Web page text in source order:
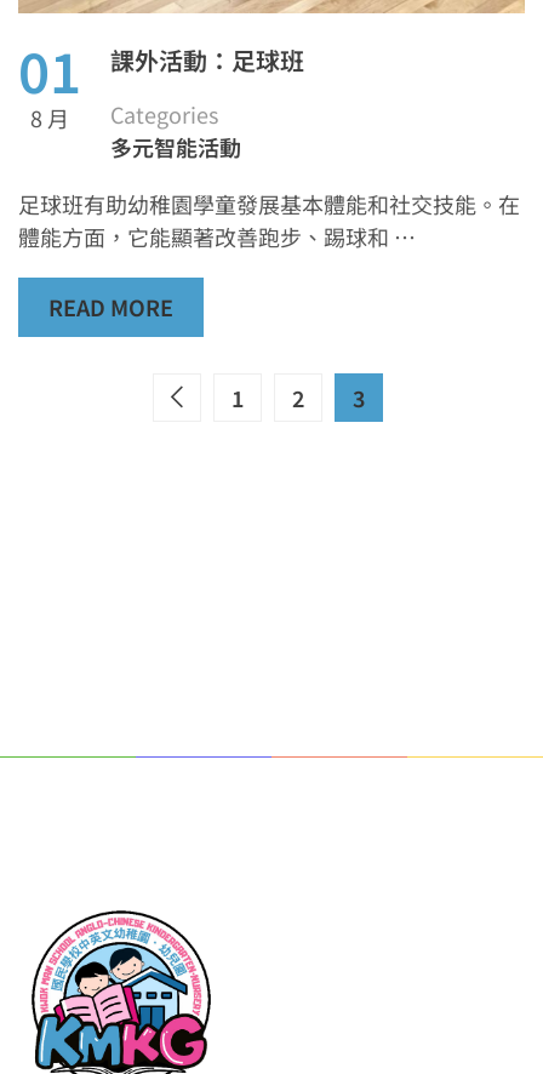
01
8 月
課外活動：足球班
Categories
多元智能活動
足球班有助幼稚園學童發展基本體能和社交技能。在
體能方面，它能顯著改善跑步、踢球和 …
READ MORE
1 2 3